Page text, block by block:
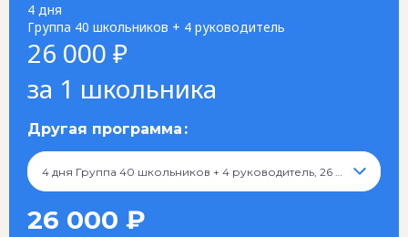
4 дня
Группа 40 школьников + 4 руководитель
26 000 ₽
за 1 школьника
Другая программа
4 дня Группа 40 школьников + 4 руководитель, 26 000 ₽
26 000 ₽